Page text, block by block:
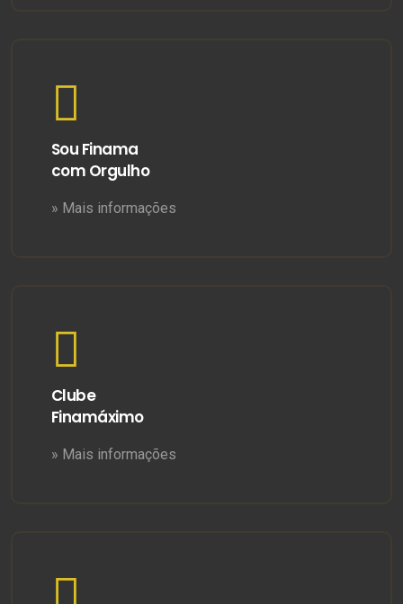
Sou Finama
com Orgulho
» Mais informações
Clube
Finamáximo
» Mais informações